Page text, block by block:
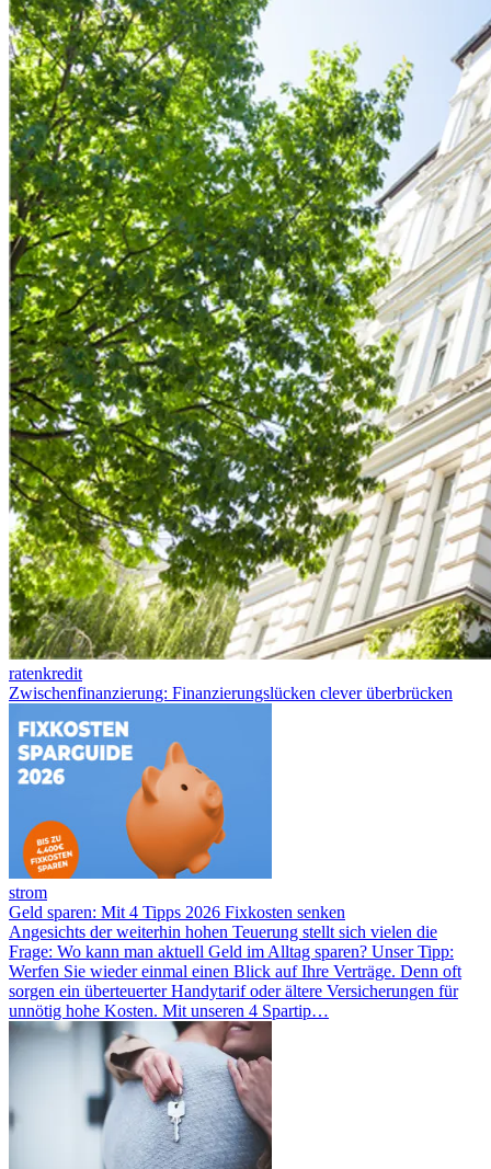
ratenkredit
Zwischenfinanzierung: Finanzierungslücken clever überbrücken
strom
Geld sparen: Mit 4 Tipps 2026 Fixkosten senken
Angesichts der weiterhin hohen Teuerung stellt sich vielen die
Frage: Wo kann man aktuell Geld im Alltag sparen? Unser Tipp:
Werfen Sie wieder einmal einen Blick auf Ihre Verträge. Denn oft
sorgen ein überteuerter Handytarif oder ältere Versicherungen für
unnötig hohe Kosten. Mit unseren 4 Spartip…